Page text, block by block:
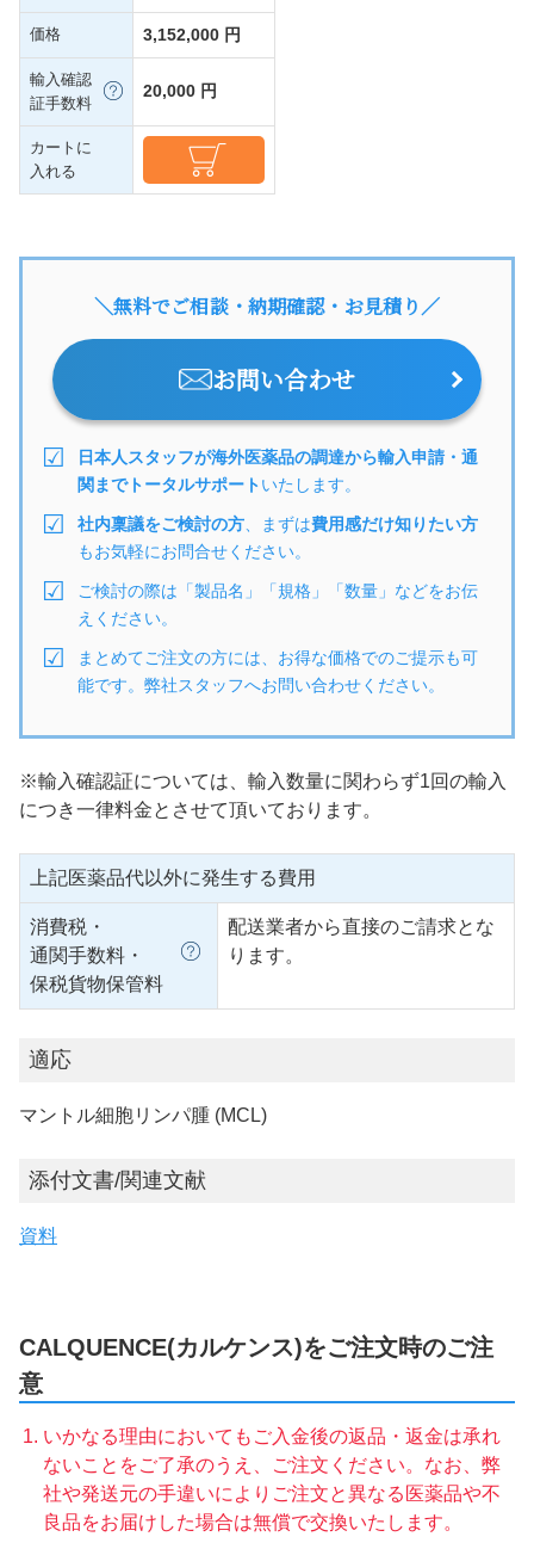
価格 3,152,000 円
輸入確認
証手数料
20,000 円
カートに
入れる
＼無料でご相談・納期確認・お見積り／
お問い合わせ
日本人スタッフが海外医薬品の調達から輸入申請・通
関までトータルサポートいたします。
社内稟議をご検討の方 、まずは費用感だけ知りたい方
もお気軽にお問合せください。
ご検討の際は「製品名」「規格」「数量」などをお伝
えください。
まとめてご注文の方には、お得な価格でのご提示も可
能です。弊社スタッフへお問い合わせください。
※輸入確認証については、輸入数量に関わらず1回の輸入
につき一律料金とさせて頂いております。
上記医薬品代以外に発生する費用
消費税・
通関手数料・
保税貨物保管料
配送業者から直接のご請求とな
ります。
適応
マントル細胞リンパ腫 (MCL)
添付文書/関連文献
資料
CALQUENCE(カルケンス)をご注文時のご注
意
いかなる理由においてもご入金後の返品・返金は承れ
ないことをご了承のうえ、ご注文ください。なお、弊
社や発送元の手違いによりご注文と異なる医薬品や不
良品をお届けした場合は無償で交換いたします。